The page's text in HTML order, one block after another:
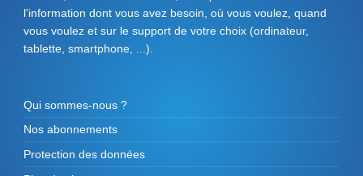
l'information dont vous avez besoin, où vous voulez, quand
vous voulez et sur le support de votre choix (ordinateur,
tablette, smartphone, ...).
Qui sommes-nous ?
Nos abonnements
Protection des données